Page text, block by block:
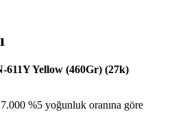
Yellow (460Gr) (27k)
%5 yoğunluk oranına göre